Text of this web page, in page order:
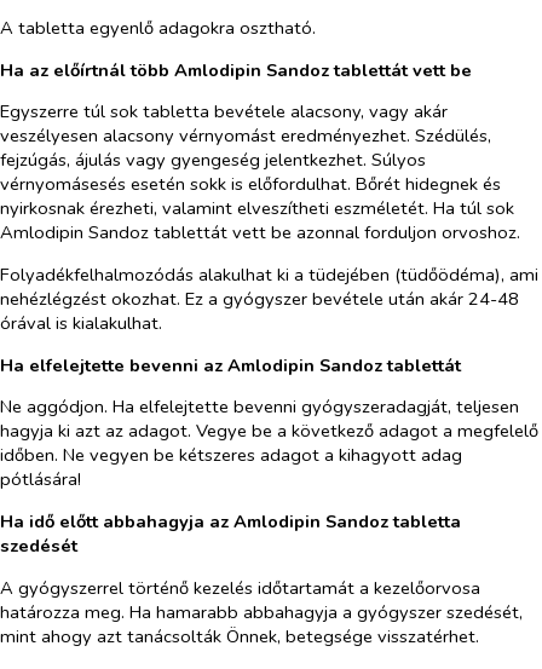
A tabletta egyenlő adagokra osztható.
Ha az előírtnál több Amlodipin Sandoz tablettát vett be
Egyszerre túl sok tabletta bevétele alacsony, vagy akár
veszélyesen alacsony vérnyomást eredményezhet. Szédülés,
fejzúgás, ájulás vagy gyengeség jelentkezhet. Súlyos
vérnyomásesés esetén sokk is előfordulhat. Bőrét hidegnek és
nyirkosnak érezheti, valamint elveszítheti eszméletét. Ha túl sok
Amlodipin Sandoz tablettát vett be azonnal forduljon orvoshoz.
Folyadékfelhalmozódás alakulhat ki a tüdejében (tüdőödéma), ami
nehézlégzést okozhat. Ez a gyógyszer bevétele után akár 24-48
órával is kialakulhat.
Ha elfelejtette bevenni az Amlodipin Sandoz tablettát
Ne aggódjon. Ha elfelejtette bevenni gyógyszeradagját, teljesen
hagyja ki azt az adagot. Vegye be a következő adagot a megfelelő
időben. Ne vegyen be kétszeres adagot a kihagyott adag
pótlására!
Ha idő előtt abbahagyja az Amlodipin Sandoz tabletta
szedését
A gyógyszerrel történő kezelés időtartamát a kezelőorvosa
határozza meg. Ha hamarabb abbahagyja a gyógyszer szedését,
mint ahogy azt tanácsolták Önnek, betegsége visszatérhet.